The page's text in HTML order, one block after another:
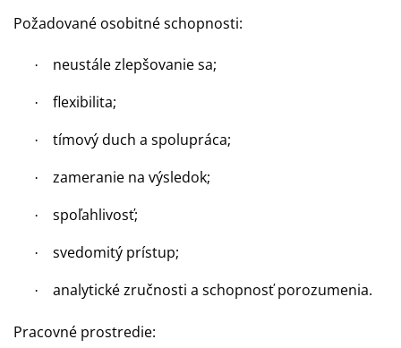
Požadované osobitné schopnosti:
· neustále zlepšovanie sa;
· flexibilita;
· tímový duch a spolupráca;
· zameranie na výsledok;
· spoľahlivosť;
· svedomitý prístup;
· analytické zručnosti a schopnosť porozumenia.
Pracovné prostredie: